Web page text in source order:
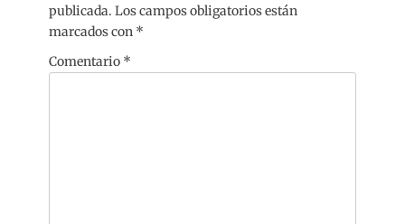
publicada. Los campos obligatorios están
marcados con *
Comentario *